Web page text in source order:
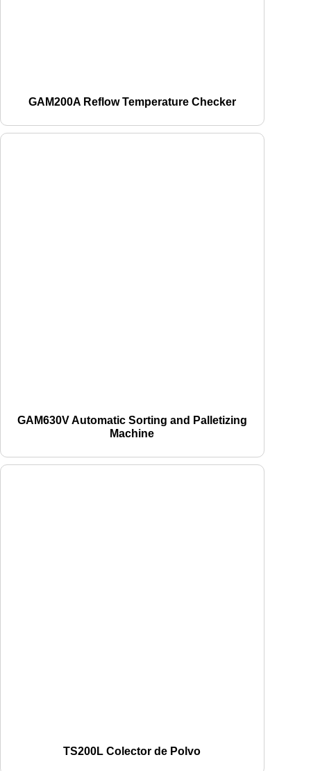
GAM200A Reflow Temperature Checker
GAM630V Automatic Sorting and Palletizing
Machine
TS200L Colector de Polvo